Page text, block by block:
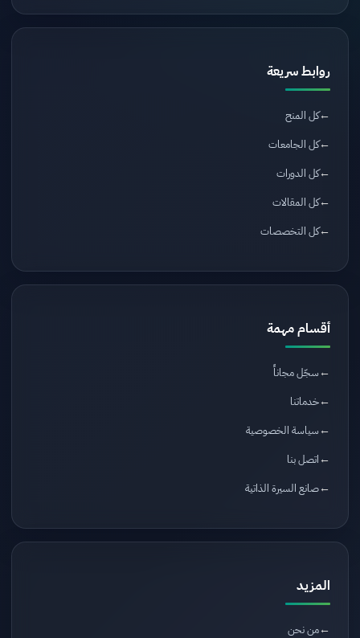
روابط سريعة
كل المنح
كل الجامعات
كل الدورات
كل المقالات
كل التخصصات
أقسام مهمة
سجّل مجاناً
خدماتنا
سياسة الخصوصية
اتصل بنا
صانع السيرة الذاتية
المزيد
من نحن